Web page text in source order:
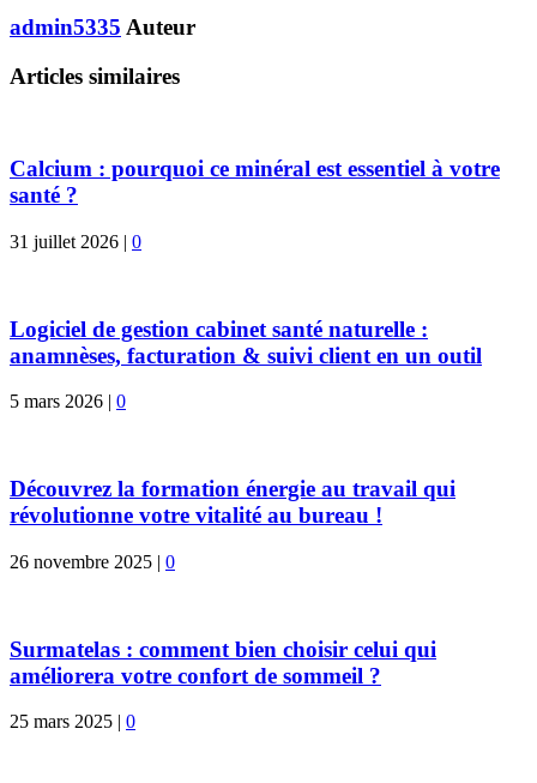
admin5335 Auteur
Articles similaires
Calcium : pourquoi ce minéral est essentiel à votre
santé ?
31 juillet 2026 | 0
Logiciel de gestion cabinet santé naturelle :
anamnèses, facturation & suivi client en un outil
5 mars 2026 0
Découvrez la formation énergie au travail qui
révolutionne votre vitalité au bureau !
26 novembre 2025 | 0
Surmatelas : comment bien choisir celui qui
améliorera votre confort de sommeil ?
25 mars 2025 | 0